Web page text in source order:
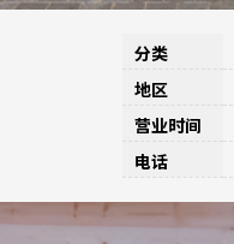
分类
地区
营业时间
电话